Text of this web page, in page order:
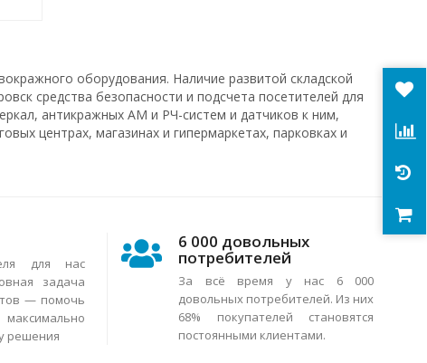
оборудования. Наличие развитой складской
средства безопасности и подсчета посетителей для
антикражных АМ и РЧ-систем и датчиков к ним,
центрах, магазинах и гипермаркетах, парковках и
для нас
задача
— помочь
максимально
решения
6 000 довольных
потребителей
За всё время у нас 6 000
довольных потребителей. Из них
68% покупателей становятся
постоянными клиентами.